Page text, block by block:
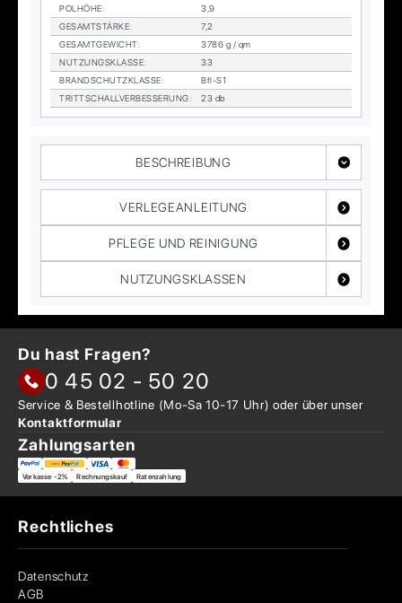
POL­HÖ­HE:
3,9
GE­SAMT­STÄR­KE:
7,2
GE­SAMT­GE­WICHT:
3786 g / qm
NUT­ZUNGS­KLAS­SE:
33
BRAND­SCHUTZ­KLAS­SE:
Bfl-S1
TRITT­SCHALL­VER­BES­SE­RUNG: 23 db
BESCHREIBUNG
VERLEGEANLEITUNG
PFLEGE UND REINIGUNG
NUTZUNGSKLASSEN
Du hast Fragen?
0 45 02 - 50 20
Service & Bestellhotline (Mo-Sa 10-17 Uhr) oder überunser
Kontaktformular
Zahlungsarten
Vorkasse -2% Rechnungskauf Ratenzahlung
Rechtliches
Datenschutz
AGB